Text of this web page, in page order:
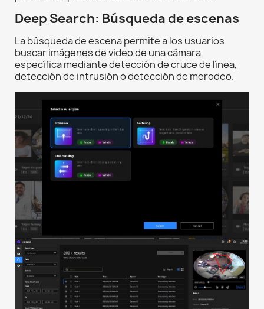
Deep Search: Búsqueda de escenas
La búsqueda de escena permite a los usuarios
buscar imágenes de video de una cámara
específica mediante detección de cruce de línea,
detección de intrusión o detección de merodeo.